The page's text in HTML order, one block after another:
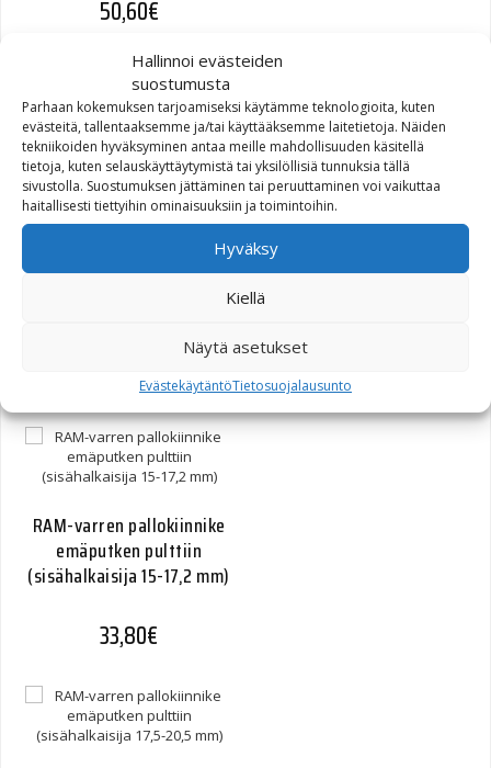
Hallinnoi evästeiden
suostumusta
Parhaan kokemuksen tarjoamiseksi käytämme teknologioita, kuten
evästeitä, tallentaaksemme ja/tai käyttääksemme laitetietoja. Näiden
tekniikoiden hyväksyminen antaa meille mahdollisuuden käsitellä
tietoja, kuten selauskäyttäytymistä tai yksilöllisiä tunnuksia tällä
sivustolla. Suostumuksen jättäminen tai peruuttaminen voi vaikuttaa
haitallisesti tiettyihin ominaisuuksiin ja toimintoihin.
Hyväksy
Kiellä
Näytä asetukset
EvästekäytäntöTietosuojalausunto
50,60€
SW-Motech RAM-Mount
kamerakiinnike M8 kierre,
kamerakiinnike/kuula/RAM-
50,60€
RAM-varren pallokiinnike
emäputken pulttiin
(sisähalkaisija 15-17,2 mm)
33,80€